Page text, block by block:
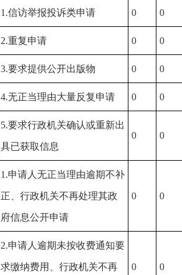
1.信访举报投诉类申请 0 0
2.重复申请 0 0
3.要求提供公开出版物 0 0
4.无正当理由大量反复申请 0 0
5.要求行政机关确认或重新出
具已获取信息
0 0
1.申请人无正当理由逾期不补
正、行政机关不再处理其政
府信息公开申请
0 0
2.申请人逾期未按收费通知要
求缴纳费用、行政机关不再 0 0